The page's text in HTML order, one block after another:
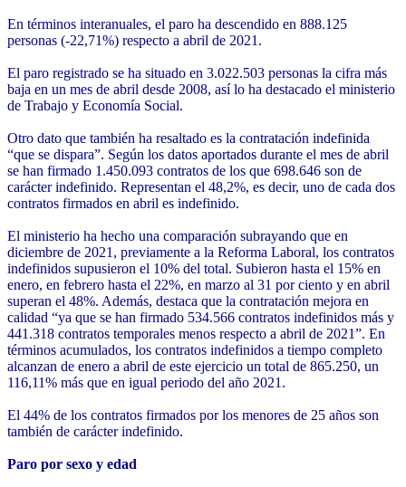
En términos interanuales, el paro ha descendido en 888.125
personas (-22,71%) respecto a abril de 2021.
El paro registrado se ha situado en 3.022.503 personas la cifra más
baja en un mes de abril desde 2008, así lo ha destacado el ministerio
de Trabajo y Economía Social.
Otro dato que también ha resaltado es la contratación indefinida
“que se dispara”. Según los datos aportados durante el mes de abril
se han firmado 1.450.093 contratos de los que 698.646 son de
carácter indefinido. Representan el 48,2%, es decir, uno de cada dos
contratos firmados en abril es indefinido.
El ministerio ha hecho una comparación subrayando que en
diciembre de 2021, previamente a la Reforma Laboral, los contratos
indefinidos supusieron el 10% del total. Subieron hasta el 15% en
enero, en febrero hasta el 22%, en marzo al 31 por ciento y en abril
superan el 48%. Además, destaca que la contratación mejora en
calidad “ya que se han firmado 534.566 contratos indefinidos más y
441.318 contratos temporales menos respecto a abril de 2021”. En
términos acumulados, los contratos indefinidos a tiempo completo
alcanzan de enero a abril de este ejercicio un total de 865.250, un
116,11% más que en igual periodo del año 2021.
El 44% de los contratos firmados por los menores de 25 años son
también de carácter indefinido.
Paro por sexo y edad